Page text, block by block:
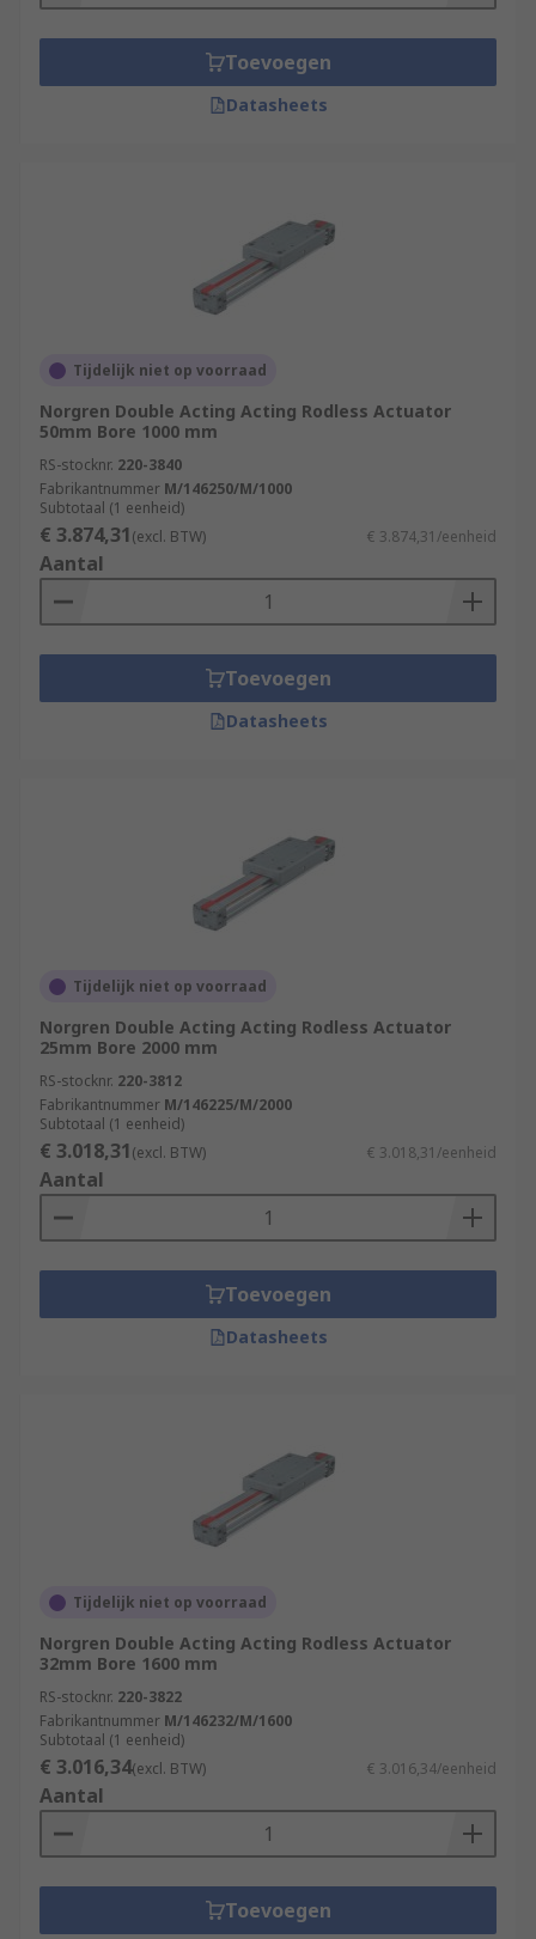
Toevoegen
Datasheets
Tijdelijk niet op voorraad
Norgren Double Acting Acting Rodless Actuator
50mm Bore 1000 mm
RS-stocknr. 220-3840
Fabrikantnummer M/146250/M/1000
Subtotaal (1 eenheid)
€ 3.874,31(excl. BTW) € 3.874,31/eenheid
Aantal
Toevoegen
Datasheets
Tijdelijk niet op voorraad
Norgren Double Acting Acting Rodless Actuator
25mm Bore 2000 mm
RS-stocknr. 220-3812
Fabrikantnummer M/146225/M/2000
Subtotaal (1 eenheid)
€ 3.018,31(excl. BTW) € 3.018,31/eenheid
Aantal
Toevoegen
Datasheets
Tijdelijk niet op voorraad
Norgren Double Acting Acting Rodless Actuator
32mm Bore 1600 mm
RS-stocknr. 220-3822
Fabrikantnummer M/146232/M/1600
Subtotaal (1 eenheid)
€ 3.016,34(excl. BTW) € 3.016,34/eenheid
Aantal
Toevoegen